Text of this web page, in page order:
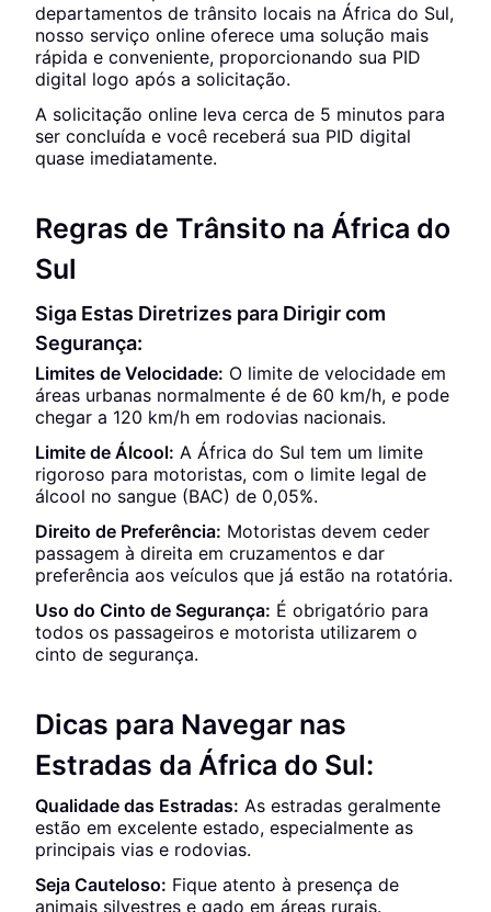
departamentos de trânsito locais na África do Sul,
nosso serviço online oferece uma solução mais
rápida e conveniente, proporcionando sua PID
digital logo após a solicitação.
A solicitação online leva cerca de 5 minutos para
ser concluída e você receberá sua PID digital
quase imediatamente.
Regras de Trânsito na África do
Sul
Siga Estas Diretrizes para Dirigir com
Segurança:
Limites de Velocidade: O limite de velocidade em
áreas urbanas normalmente é de 60 km/h, e pode
chegar a 120 km/h em rodovias nacionais.
Limite de Álcool: A África do Sul tem um limite
rigoroso para motoristas, com o limite legal de
álcool no sangue (BAC) de 0,05%.
Direito de Preferência: Motoristas devem ceder
passagem à direita em cruzamentos e dar
preferência aos veículos que já estão na rotatória.
Uso do Cinto de Segurança: É obrigatório para
todos os passageiros e motorista utilizarem o
cinto de segurança.
Dicas para Navegar nas
Estradas da África do Sul:
Qualidade das Estradas: As estradas geralmente
estão em excelente estado, especialmente as
principais vias e rodovias.
Seja Cauteloso: Fique atento à presença de
animais silvestres e gado em áreas rurais.